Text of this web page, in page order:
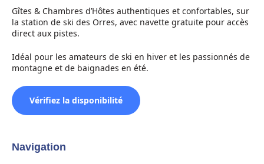
Gîtes & Chambres d’Hôtes authentiques et confortables, sur
la station de ski des Orres, avec navette gratuite pour accès
direct aux pistes.
Idéal pour les amateurs de ski en hiver et les passionnés de
montagne et de baignades en été.
Vérifiez la disponibilité
Navigation